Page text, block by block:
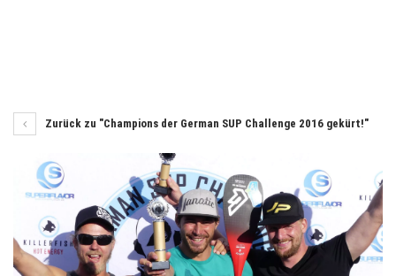
Zurück zu "Champions der German SUP Challenge 2016 gekürt!"